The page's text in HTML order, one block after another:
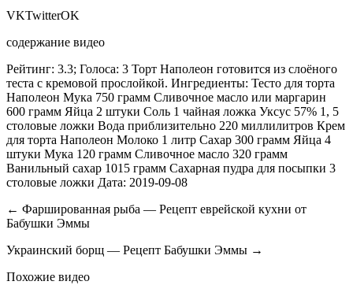
VKTwitterOK
содержание видео
Рейтинг: 3.3; Голоса: 3 Торт Наполеон готовится из слоёного
теста с кремовой прослойкой. Ингредиенты: Тесто для торта
Наполеон Мука 750 грамм Сливочное масло или маргарин
600 грамм Яйца 2 штуки Соль 1 чайная ложка Уксус 57% 1, 5
столовые ложки Вода приблизительно 220 миллилитров Крем
для торта Наполеон Молоко 1 литр Сахар 300 грамм Яйца 4
штуки Мука 120 грамм Сливочное масло 320 грамм
Ванильный сахар 1015 грамм Сахарная пудра для посыпки 3
столовые ложки Дата: 2019-09-08
← Фаршированная рыба — Рецепт еврейской кухни от
Бабушки Эммы
Украинский борщ — Рецепт Бабушки Эммы →
Похожие видео